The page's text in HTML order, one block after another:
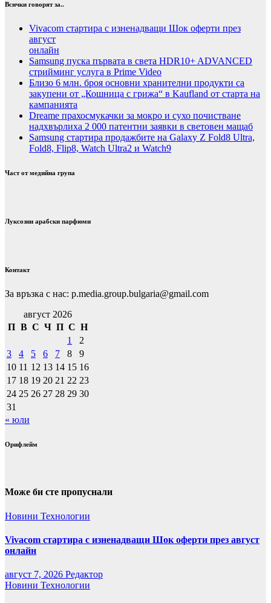
Всички говорят за..
Vivacom стартира с изненадващи Шок оферти през
август
онлайн
Samsung пуска първата в света HDR10+ ADVANCED
стрийминг услуга в Prime Video
Близо 6 млн. броя основни хранителни продукти са
закупени от „Кошница с грижа“ в Kaufland от старта на
кампанията
Dreame прахосмукачки за мокро и сухо почистване
надхвърлиха 2 000 патентни заявки в световен мащаб
Samsung стартира продажбите на Galaxy Z Fold8 Ultra,
Fold8, Flip8, Watch Ultra2 и Watch9
Част от медийна група
Луксозни арабски парфюми
Контакт
За връзка с нас: p.media.group.bulgaria@gmail.com
август 2026
П В С Ч П С Н
1
2
3
4 5 6 7 8
9
10 11 12 13 14 15 16
17 18 19 20 21 22 23
24 25 26 27 28 29 30
31
« юли
Орифлейм
Може би сте пропуснали
Новини Технологии
Vivacom стартира с изненадващи Шок оферти през август
онлайн
август 7, 2026 Редактор
Новини Технологии